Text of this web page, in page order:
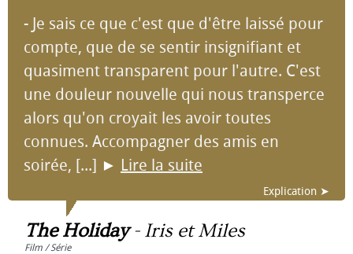
- Je sais ce que c'est que d'être laissé pour
compte, que de se sentir insignifiant et
quasiment transparent pour l'autre. C'est
une douleur nouvelle qui nous transperce
alors qu'on croyait les avoir toutes
connues. Accompagner des amis en
soirée, [...] ► Lire la suite
Explication ➤
The Holiday- Iris et Miles
Film / Série